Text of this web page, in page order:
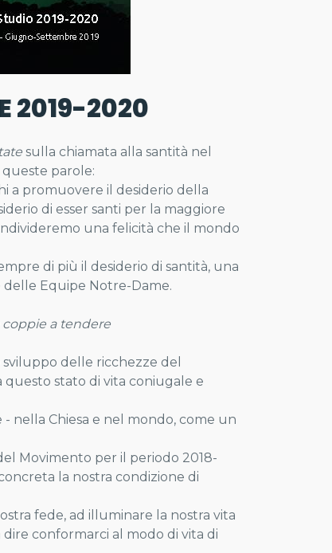
2019-2020
sulla chiamata alla santità nel
parole:
a promuovere il desiderio della
di esser santi per la maggiore
una felicità che il mondo
di più il desiderio di santità, una
Equipe Notre-Dame.
coppie a tendere
delle ricchezze del
stato di vita coniugale e
nella Chiesa e nel mondo, come un
Movimento per il periodo 2018-
la nostra condizione di
fede, ad illuminare la nostra vita
conformarci al modo di vita di